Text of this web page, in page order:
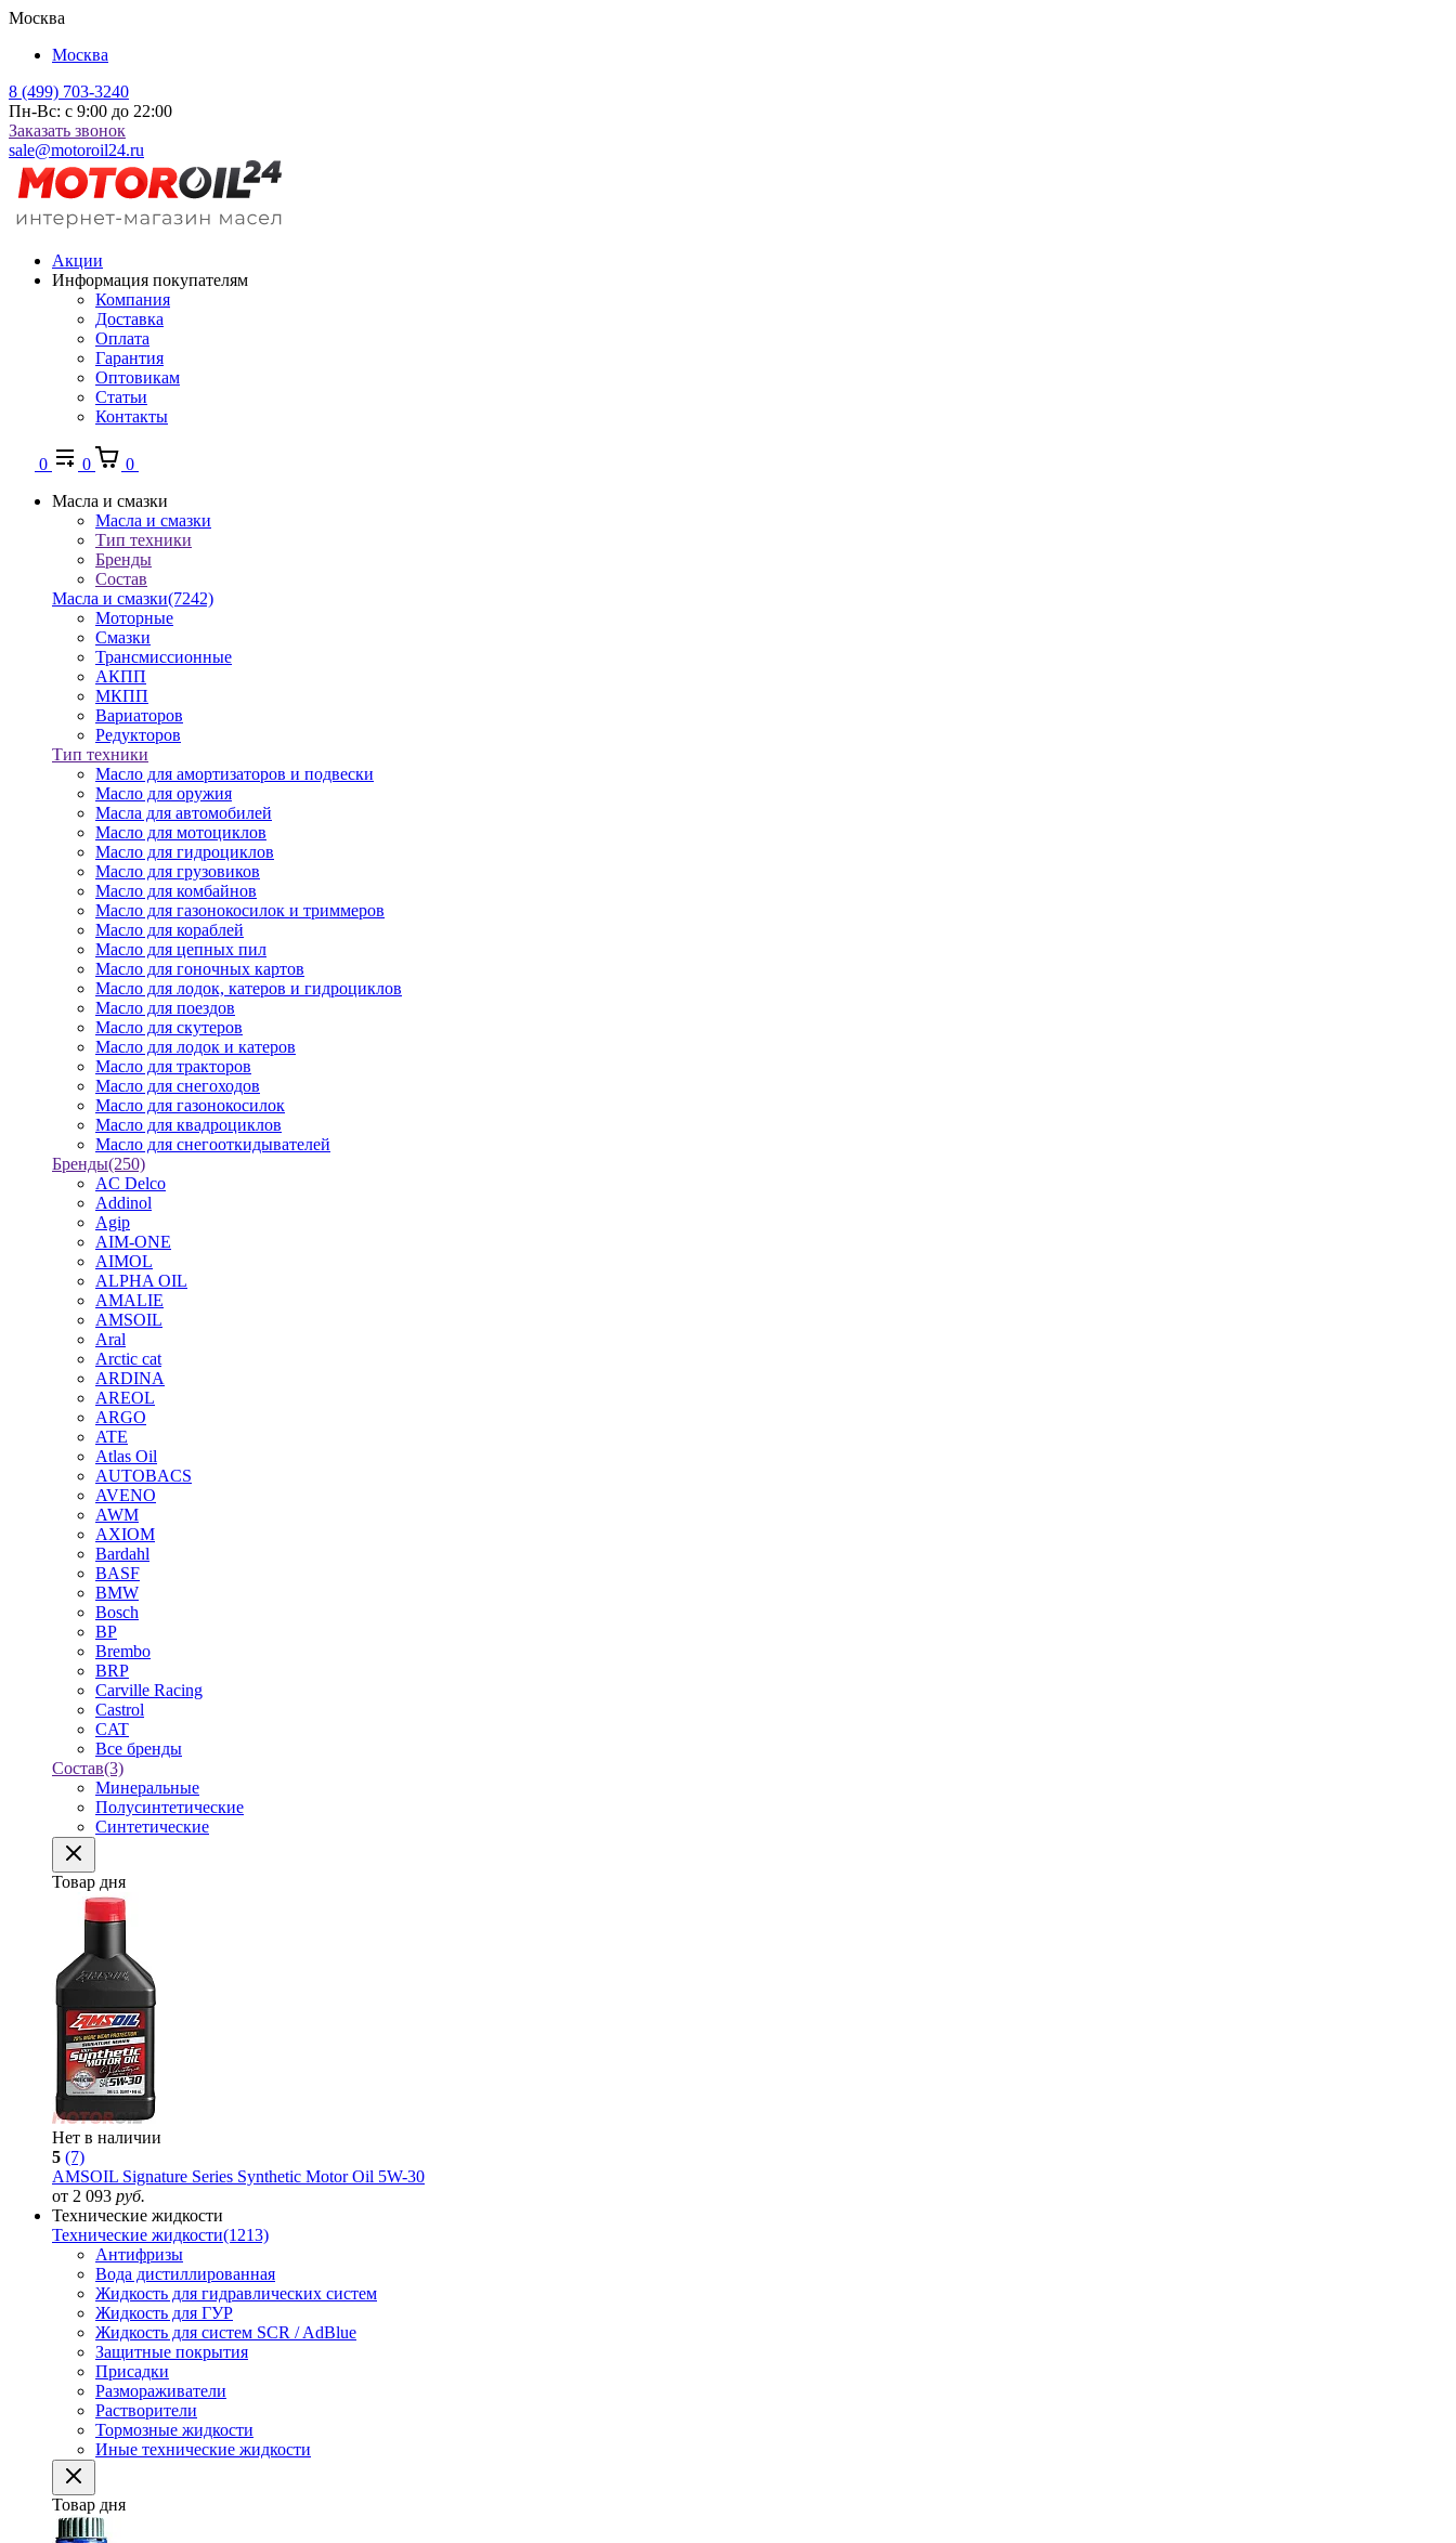
Москва
Москва
8 (499) 703-3240
Пн-Вс: с 9:00 до 22:00
Заказать звонок
sale@motoroil24.ru
Акции
Информация покупателям
Компания
Доставка
Оплата
Гарантия
Оптовикам
Статьи
Контакты
0 0
0
Масла и смазки
Масла и смазки
Тип техники
Бренды
Состав
Масла и смазки(7242)
Моторные
Смазки
Трансмиссионные
АКПП
МКПП
Вариаторов
Редукторов
Тип техники
Масло для амортизаторов и подвески
Масло для оружия
Масла для автомобилей
Масло для мотоциклов
Масло для гидроциклов
Масло для грузовиков
Масло для комбайнов
Масло для газонокосилок и триммеров
Масло для кораблей
Масло для цепных пил
Масло для гоночных картов
Масло для лодок, катеров и гидроциклов
Масло для поездов
Масло для скутеров
Масло для лодок и катеров
Масло для тракторов
Масло для снегоходов
Масло для газонокосилок
Масло для квадроциклов
Масло для снегооткидывателей
Бренды(250)
AC Delco
Addinol
Agip
AIM-ONE
AIMOL
ALPHA OIL
AMALIE
AMSOIL
Aral
Arctic cat
ARDINA
AREOL
ARGO
ATE
Atlas Oil
AUTOBACS
AVENO
AWM
AXIOM
Bardahl
BASF
BMW
Bosch
BP
Brembo
BRP
Carville Racing
Castrol
CAT
Все бренды
Состав(3)
Минеральные
Полусинтетические
Синтетические
Товар дня
Нет в наличии
5 (7)
AMSOIL Signature Series Synthetic Motor Oil 5W-30
от 2 093 руб.
Технические жидкости
Технические жидкости(1213)
Антифризы
Вода дистиллированная
Жидкость для гидравлических систем
Жидкость для ГУР
Жидкость для систем SCR / AdBlue
Защитные покрытия
Присадки
Размораживатели
Растворители
Тормозные жидкости
Иные технические жидкости
Товар дня